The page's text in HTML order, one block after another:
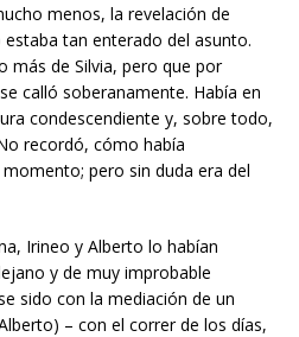
menos, la revelación de
tan enterado del asunto.
más de Silvia, pero que por
calló soberanamente. Había en
condescendiente y, sobre todo,
recordó, cómo había
pero sin duda era del
Irineo y Alberto lo habían
y de muy improbable
sido con la mediación de un
– con el correr de los días,